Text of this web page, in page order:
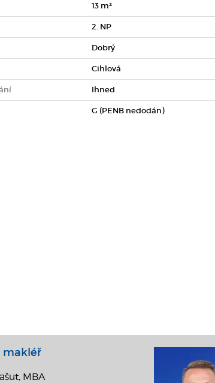
13 m²
2. NP
Dobrý
Cihlová
Ihned
G (PENB nedodán)
makléř
MBA